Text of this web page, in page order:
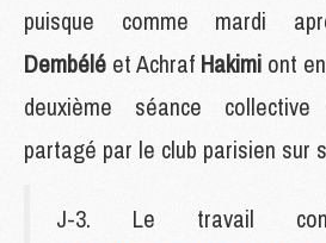
puisque comme mardi
Dembélé et Achraf Hakimi ont
deuxième séance collective
partagé par le club parisien sur
J-3. Le travail